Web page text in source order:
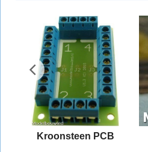
Kroonsteen PCB